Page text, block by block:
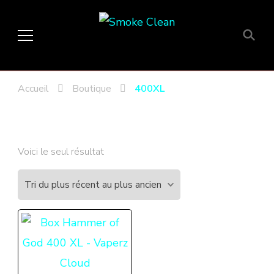
Smoke Clean
Accueil Boutique 400XL
Voici le seul résultat